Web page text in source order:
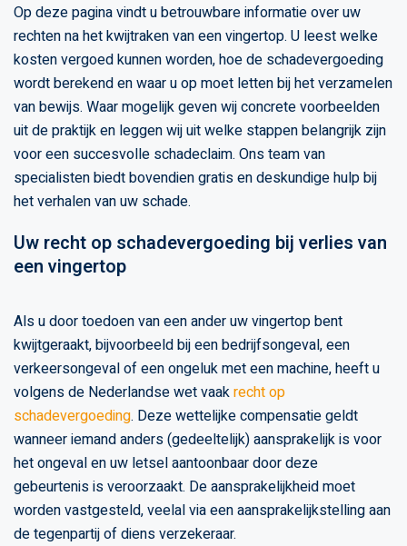
Op deze pagina vindt u betrouwbare informatie over uw
rechten na het kwijtraken van een vingertop. U leest welke
kosten vergoed kunnen worden, hoe de schadevergoeding
wordt berekend en waar u op moet letten bij het verzamelen
van bewijs. Waar mogelijk geven wij concrete voorbeelden
uit de praktijk en leggen wij uit welke stappen belangrijk zijn
voor een succesvolle schadeclaim. Ons team van
specialisten biedt bovendien gratis en deskundige hulp bij
het verhalen van uw schade.
Uw recht op schadevergoeding bij verlies van
een vingertop
Als u door toedoen van een ander uw vingertop bent
kwijtgeraakt, bijvoorbeeld bij een bedrijfsongeval, een
verkeersongeval of een ongeluk met een machine, heeft u
volgens de Nederlandse wet vaakrecht op
schadevergoeding. Deze wettelijke compensatie geldt
wanneer iemand anders (gedeeltelijk) aansprakelijk is voor
het ongeval en uw letsel aantoonbaar door deze
gebeurtenis is veroorzaakt. De aansprakelijkheid moet
worden vastgesteld, veelal via een aansprakelijkstelling aan
de tegenpartij of diens verzekeraar.